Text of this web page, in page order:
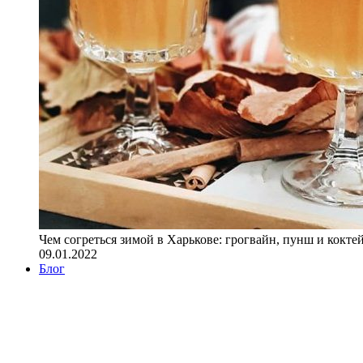
Чем согреться зимой в Харькове: грогвайн, пунш и
09.01.2022
Блог